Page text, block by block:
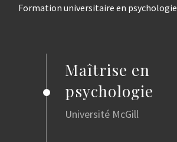
Formation universitaire en psychologie
Maîtrise en
psychologie
Université McGill